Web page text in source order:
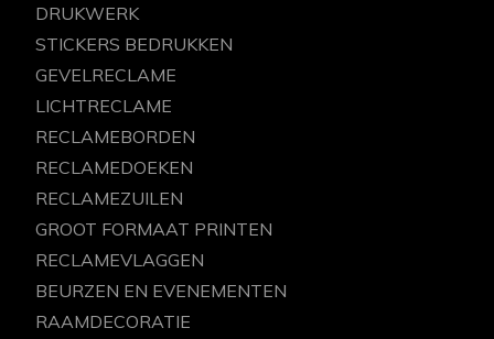
DRUKWERK
STICKERS BEDRUKKEN
GEVELRECLAME
LICHTRECLAME
RECLAMEBORDEN
RECLAMEDOEKEN
RECLAMEZUILEN
GROOT FORMAAT PRINTEN
RECLAMEVLAGGEN
BEURZEN EN EVENEMENTEN
RAAMDECORATIE